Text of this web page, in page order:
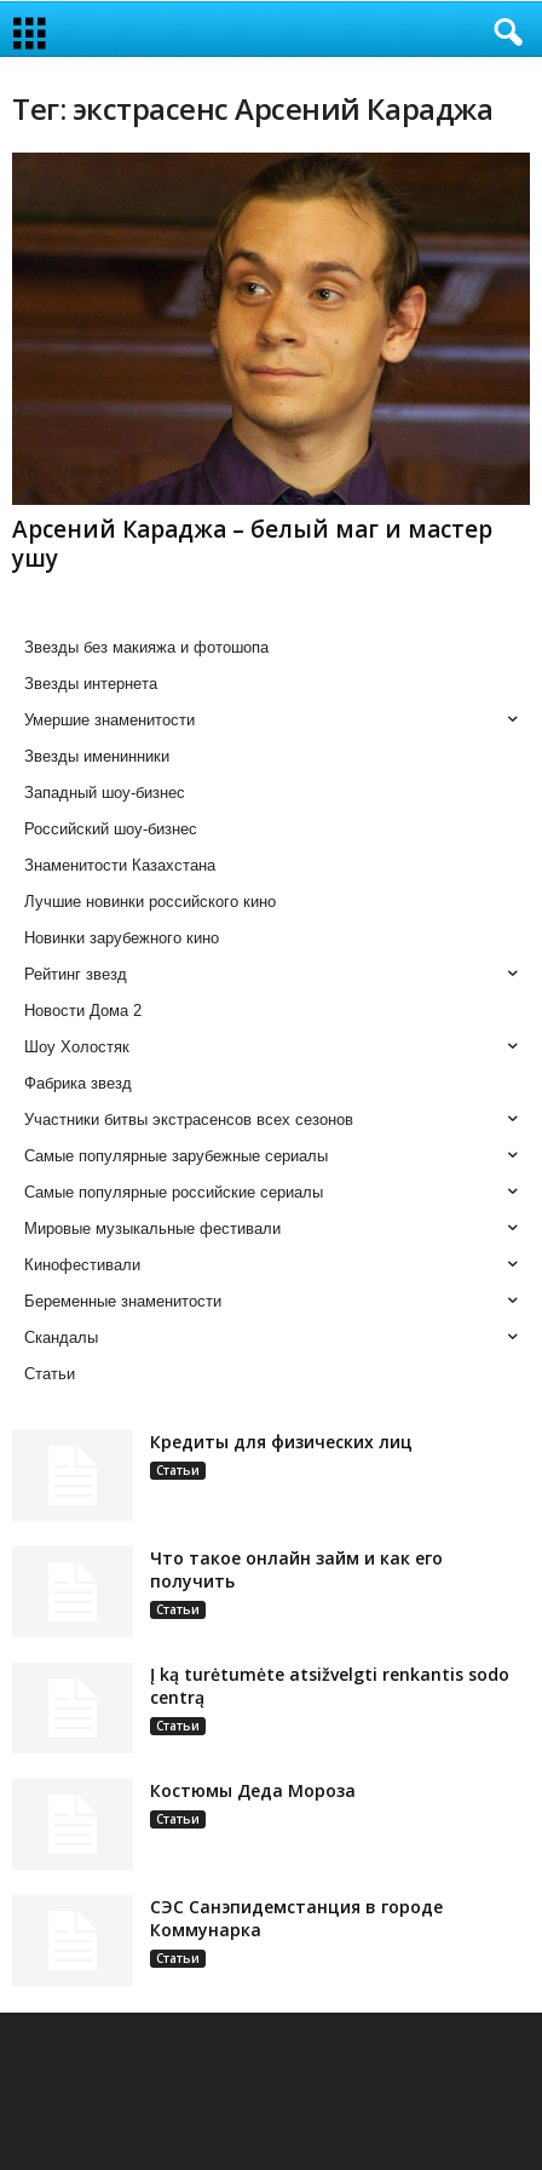
Тег: экстрасенс Арсений Караджа
Арсений Караджа – белый маг и мастер
ушу
Звезды без макияжа и фотошопа
Звезды интернета
Умершие знаменитости
Звезды именинники
Западный шоу-бизнес
Российский шоу-бизнес
Знаменитости Казахстана
Лучшие новинки российского кино
Новинки зарубежного кино
Рейтинг звезд
Новости Дома 2
Шоу Холостяк
Фабрика звезд
Участники битвы экстрасенсов всех сезонов
Самые популярные зарубежные сериалы
Самые популярные российские сериалы
Мировые музыкальные фестивали
Кинофестивали
Беременные знаменитости
Скандалы
Статьи
Кредиты для физических лиц
Статьи
Что такое онлайн займ и как его
получить
Статьи
Į ką turėtumėte atsižvelgti renkantis sodo
centrą
Статьи
Костюмы Деда Мороза
Статьи
СЭС Санэпидемстанция в городе
Коммунарка
Статьи